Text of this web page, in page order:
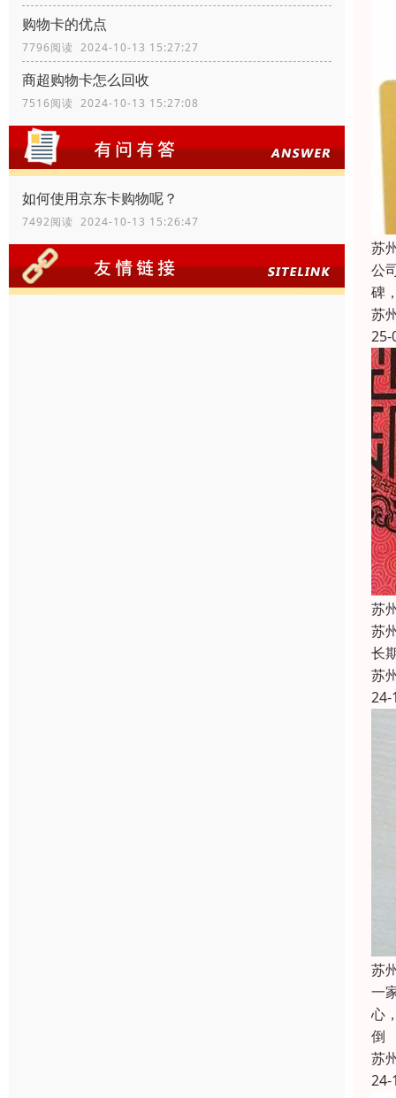
购物卡的优点
7796阅读 2024-10-13 15:27:27
商超购物卡怎么回收
7516阅读 2024-10-13 15:27:08
如何使用京东卡购物呢？
7492阅读 2024-10-13 15:26:47
苏
公
碑
苏
25-
苏
苏
长
苏
24-
苏
一
心
倒
苏
24-